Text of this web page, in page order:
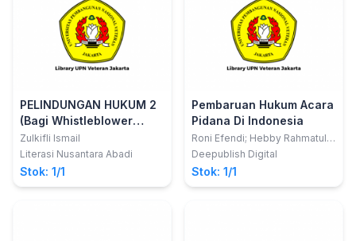
PELINDUNGAN HUKUM 2
(Bagi Whistleblower
dalam Perkara Pidana)
Zulkifli Ismail
Literasi Nusantara Abadi
Stok: 1/1
Pembaruan Hukum Acara
Pidana Di Indonesia
Roni Efendi; Hebby Rahmatul
Utamy
Deepublish Digital
Stok: 1/1